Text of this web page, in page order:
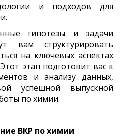
и подходов для
гипотезы и задачи
вам структурировать
на ключевых аспектах
этап подготовит вас к
и анализу данных,
успешной выпускной
по химии.
ВКР по химии